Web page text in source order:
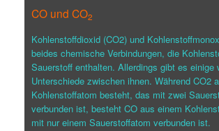
CO und CO2
Kohlenstoffdioxid (CO2) und
beides chemische Verbindungen, die
Sauerstoff enthalten. Allerdings gibt es einige
Unterschiede zwischen ihnen. Während CO2
Kohlenstoffatom besteht, das mit zwei
verbunden ist, besteht CO aus einem
mit nur einem Sauerstoffatom verbunden ist.